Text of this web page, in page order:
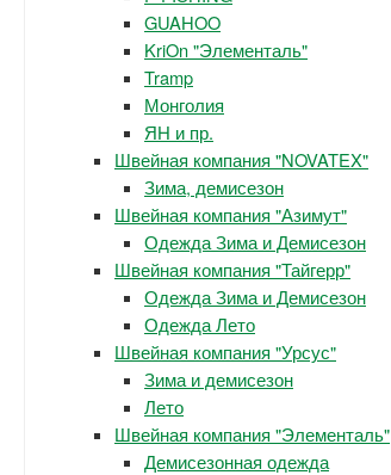
GUAHOO
KriOn "Элементаль"
Tramp
Монголия
ЯН и пр.
Швейная компания "NOVATEX"
Зима, демисезон
Швейная компания "Азимут"
Одежда Зима и Демисезон
Швейная компания "Тайгерр"
Одежда Зима и Демисезон
Одежда Лето
Швейная компания "Урсус"
Зима и демисезон
Лето
Швейная компания "Элементаль"
Демисезонная одежда